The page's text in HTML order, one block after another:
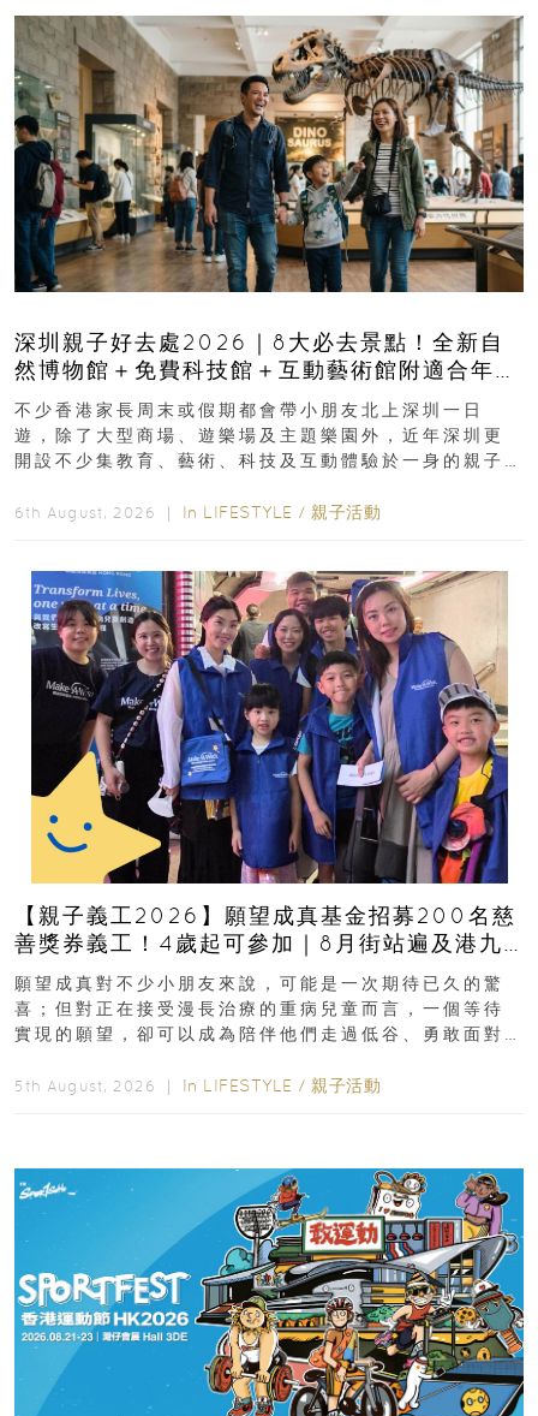
深圳親子好去處2026｜8大必去景點！全新自
然博物館＋免費科技館＋互動藝術館附適合年
齡、交通、門票、開放時間
不少香港家長周末或假期都會帶小朋友北上深圳一日
遊，除了大型商場、遊樂場及主題樂園外，近年深圳更
開設不少集教育、藝術、科技及互動體驗於一身的親子
6th August, 2026 ｜ In LIFESTYLE / 親子活動
【親子義工2026】願望成真基金招募200名慈
善獎券義工！4歲起可參加｜8月街站遍及港九
新界
願望成真對不少小朋友來說，可能是一次期待已久的驚
喜；但對正在接受漫長治療的重病兒童而言，一個等待
實現的願望，卻可以成為陪伴他們走過低谷、勇敢面對
5th August, 2026 ｜ In LIFESTYLE / 親子活動